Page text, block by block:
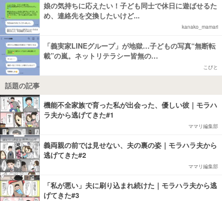
娘の気持ちに応えたい！子ども同士で休日に遊ばせるた
め、連絡先を交換したいけど...
kanako_mamari
「義実家LINEグループ」が地獄…子どもの写真“無断転
載”の嵐。ネットリテラシー皆無の…
こびと
話題の記事
機能不全家族で育った私が出会った、優しい彼｜モラハ
ラ夫から逃げてきた#1
ママリ編集部
義両親の前では見せない、夫の裏の姿｜モラハラ夫から
逃げてきた#2
ママリ編集部
「私が悪い」夫に刷り込まれ続けた｜モラハラ夫から逃
げてきた#3